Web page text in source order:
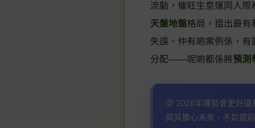
流動，催旺生意運同人際
天盤地盤格局，搵出最有
失誤。仲有啲案例係，有
分配——呢啲都係將預測
😰 2026年運勢會更好還
與其擔心未來，不如提前